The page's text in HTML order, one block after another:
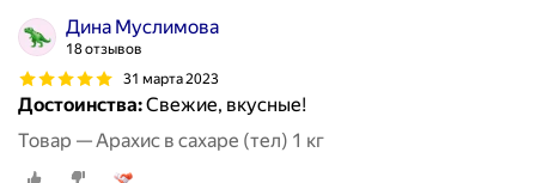
Дина Муслимова
18 отзывов
31 марта 2023
Достоинства:Свежие, вкусные!
Товар — Арахис в сахаре (тел) 1 кг